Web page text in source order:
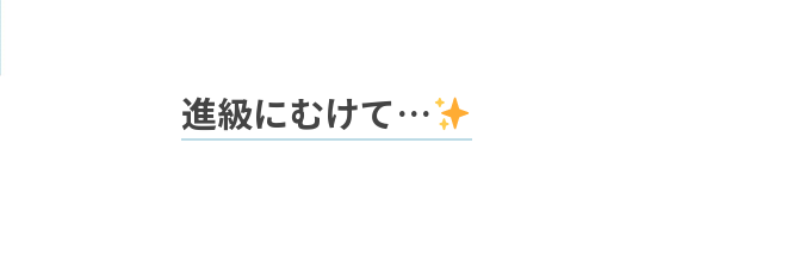
進級にむけて…